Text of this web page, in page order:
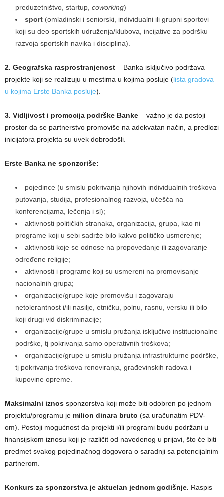
preduzetništvo, startup, coworking)
sport (omladinski i seniorski, individualni ili grupni sportovi
koji su deo sportskih udruženja/klubova, incijative za podršku
razvoja sportskih navika i disciplina).
2. Geografska rasprostranjenost – Banka isključivo podržava
projekte koji se realizuju u mestima u kojima posluje (lista gradova
u kojima Erste Banka posluje).
3. Vidljivost i promocija podrške Banke – važno je da postoji
prostor da se partnerstvo promoviše na adekvatan način, a predlozi
inicijatora projekta su uvek dobrodošli.
Erste Banka ne sponzoriše:
pojedince (u smislu pokrivanja njihovih individualnih troškova
putovanja, studija, profesionalnog razvoja, učešća na
konferencijama, lečenja i sl);
aktivnosti političkih stranaka, organizacija, grupa, kao ni
programe koji u sebi sadrže bilo kakvo političko usmerenje;
aktivnosti koje se odnose na propovedanje ili zagovaranje
određene religije;
aktivnosti i programe koji su usmereni na promovisanje
nacionalnih grupa;
organizacije/grupe koje promovišu i zagovaraju
netolerantnost i/ili nasilje, etničku, polnu, rasnu, versku ili bilo
koji drugi vid diskriminacije;
organizacije/grupe u smislu pružanja isključivo institucionalne
podrške, tj pokrivanja samo operativnih troškova;
organizacije/grupe u smislu pružanja infrastrukturne podrške,
tj pokrivanja troškova renoviranja, građevinskih radova i
kupovine opreme.
Maksimalni iznos sponzorstva koji može biti odobren po jednom
projektu/programu je milion dinara bruto (sa uračunatim PDV-
om). Postoji mogućnost da projekti i/ili programi budu podržani u
finansijskom iznosu koji je različit od navedenog u prijavi, što će biti
predmet svakog pojedinačnog dogovora o saradnji sa potencijalnim
partnerom.
Konkurs za sponzorstva je aktuelan jednom godišnje. Raspis